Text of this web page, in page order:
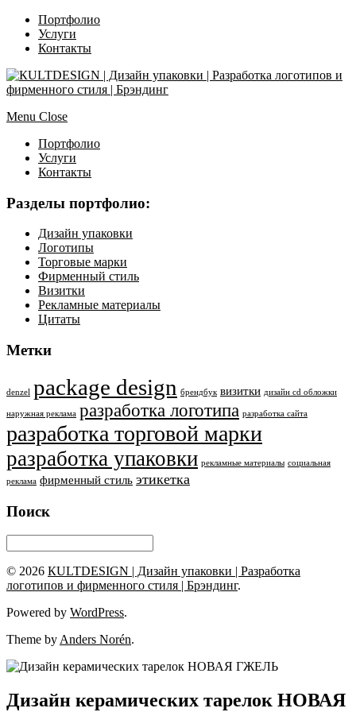
Портфолио
Услуги
Контакты
Menu Close
Портфолио
Услуги
Контакты
Разделы портфолио:
Дизайн упаковки
Логотипы
Торговые марки
Фирменный стиль
Визитки
Рекламные материалы
Цитаты
Метки
denzel package design брендбук визитки дизайн cd обложки
наружная реклама разработка логотипа разработка сайта
разработка торговой марки
разработка упаковки рекламные материалы социальная
реклама фирменный стиль этикетка
Поиск
© 2026 КULTDESIGN | Дизайн упаковки | Разработка
логотипов и фирменного стиля | Брэндинг.
Powered by WordPress.
Theme by Anders Norén.
Дизайн керамических тарелок НОВАЯ